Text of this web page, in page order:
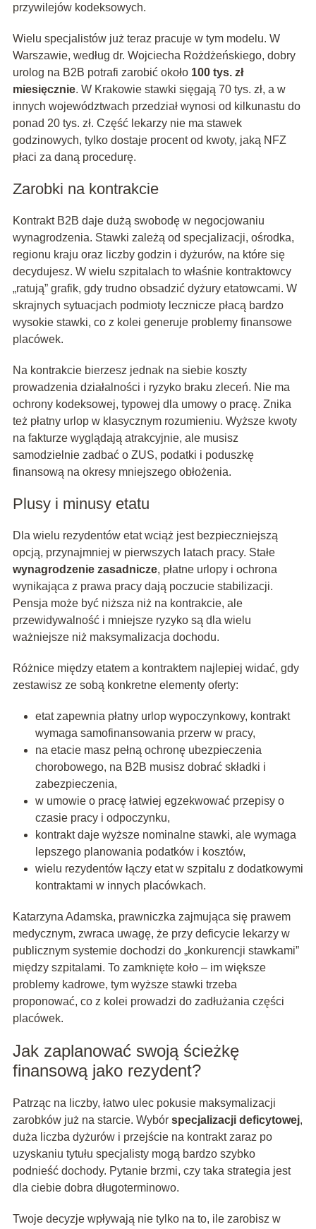
przywilejów kodeksowych.
Wielu specjalistów już teraz pracuje w tym modelu. W
Warszawie, według dr. Wojciecha Rożdżeńskiego, dobry
urolog na B2B potrafi zarobić około 100 tys. zł
miesięcznie. W Krakowie stawki sięgają 70 tys. zł, a w
innych województwach przedział wynosi od kilkunastu do
ponad 20 tys. zł. Część lekarzy nie ma stawek
godzinowych, tylko dostaje procent od kwoty, jaką NFZ
płaci za daną procedurę.
Zarobki na kontrakcie
Kontrakt B2B daje dużą swobodę w negocjowaniu
wynagrodzenia. Stawki zależą od specjalizacji, ośrodka,
regionu kraju oraz liczby godzin i dyżurów, na które się
decydujesz. W wielu szpitalach to właśnie kontraktowcy
„ratują” grafik, gdy trudno obsadzić dyżury etatowcami. W
skrajnych sytuacjach podmioty lecznicze płacą bardzo
wysokie stawki, co z kolei generuje problemy finansowe
placówek.
Na kontrakcie bierzesz jednak na siebie koszty
prowadzenia działalności i ryzyko braku zleceń. Nie ma
ochrony kodeksowej, typowej dla umowy o pracę. Znika
też płatny urlop w klasycznym rozumieniu. Wyższe kwoty
na fakturze wyglądają atrakcyjnie, ale musisz
samodzielnie zadbać o ZUS, podatki i poduszkę
finansową na okresy mniejszego obłożenia.
Plusy i minusy etatu
Dla wielu rezydentów etat wciąż jest bezpieczniejszą
opcją, przynajmniej w pierwszych latach pracy. Stałe
wynagrodzenie zasadnicze, płatne urlopy i ochrona
wynikająca z prawa pracy dają poczucie stabilizacji.
Pensja może być niższa niż na kontrakcie, ale
przewidywalność i mniejsze ryzyko są dla wielu
ważniejsze niż maksymalizacja dochodu.
Różnice między etatem a kontraktem najlepiej widać, gdy
zestawisz ze sobą konkretne elementy oferty:
etat zapewnia płatny urlop wypoczynkowy, kontrakt
wymaga samofinansowania przerw w pracy,
na etacie masz pełną ochronę ubezpieczenia
chorobowego, na B2B musisz dobrać składki i
zabezpieczenia,
w umowie o pracę łatwiej egzekwować przepisy o
czasie pracy i odpoczynku,
kontrakt daje wyższe nominalne stawki, ale wymaga
lepszego planowania podatków i kosztów,
wielu rezydentów łączy etat w szpitalu z dodatkowymi
kontraktami w innych placówkach.
Katarzyna Adamska, prawniczka zajmująca się prawem
medycznym, zwraca uwagę, że przy deficycie lekarzy w
publicznym systemie dochodzi do „konkurencji stawkami”
między szpitalami. To zamknięte koło – im większe
problemy kadrowe, tym wyższe stawki trzeba
proponować, co z kolei prowadzi do zadłużania części
placówek.
Jak zaplanować swoją ścieżkę
finansową jako rezydent?
Patrząc na liczby, łatwo ulec pokusie maksymalizacji
zarobków już na starcie. Wybór specjalizacji deficytowej,
duża liczba dyżurów i przejście na kontrakt zaraz po
uzyskaniu tytułu specjalisty mogą bardzo szybko
podnieść dochody. Pytanie brzmi, czy taka strategia jest
dla ciebie dobra długoterminowo.
Twoje decyzje wpływają nie tylko na to, ile zarobisz w